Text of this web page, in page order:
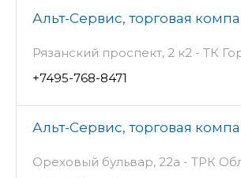
Альт-Сервис, торговая
Рязанский проспект, 2 к2 - ТК
+7495-768-8471
Альт-Сервис, торговая
Ореховый бульвар, 22а - ТРК